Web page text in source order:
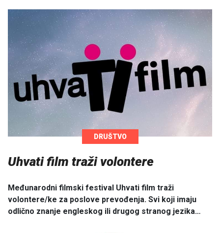
DRUŠTVO
Uhvati film traži volontere
Međunarodni filmski festival Uhvati film traži
volontere/ke za poslove prevođenja. Svi koji imaju
odlično znanje engleskog ili drugog stranog jezika…